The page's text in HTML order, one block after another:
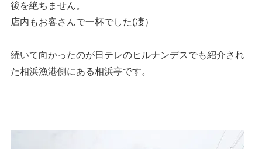
後を絶ちません。
店内もお客さんで一杯でした(凄）
続いて向かったのが日テレのヒルナンデスでも紹介され
た相浜漁港側にある相浜亭です。